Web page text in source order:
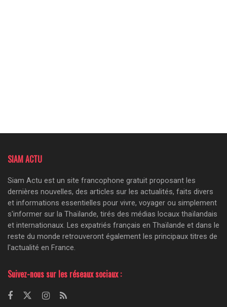
SIAM ACTU
Siam Actu est un site francophone gratuit proposant les
dernières nouvelles, des articles sur les actualités, faits divers
et informations essentielles pour vivre, voyager ou simplement
s'informer sur la Thaïlande, tirés des médias locaux thaïlandais
et internationaux. Les expatriés français en Thaïlande et dans le
reste du monde retrouveront également les principaux titres de
l'actualité en France.
Suivez-nous sur les réseaux sociaux :